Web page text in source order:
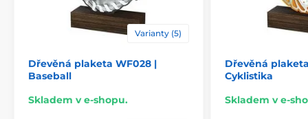
Varianty (5)
Dřevěná plaketa WF028 |
Baseball
Skladem v e-shopu.
Dřevěná
Cyklistika
Skladem v e-